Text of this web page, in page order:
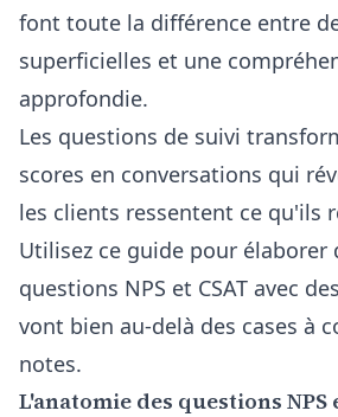
font toute la différence entre
superficielles et une
approfondie.
Les questions de suivi
scores en conversations qui
les clients ressentent ce qu'ils
Utilisez ce guide pour élaborer
questions NPS et CSAT avec
vont bien au-delà des cases à
notes.
L'anatomie des questions NPS